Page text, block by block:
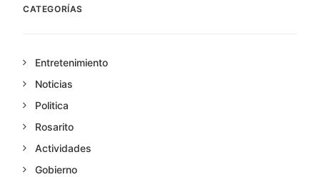
CATEGORÍAS
Entretenimiento
Noticias
Politica
Rosarito
Actividades
Gobierno